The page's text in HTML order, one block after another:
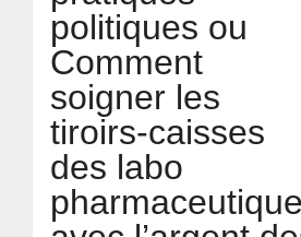
politiques ou
Comment
soigner les
tiroirs-caisses
des labo